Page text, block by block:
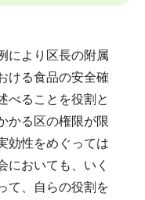
により区長の附属
ける食品の安全確
べることを役割と
かる区の権限が限
効性をめぐっては
においても、いく
て、自らの役割を